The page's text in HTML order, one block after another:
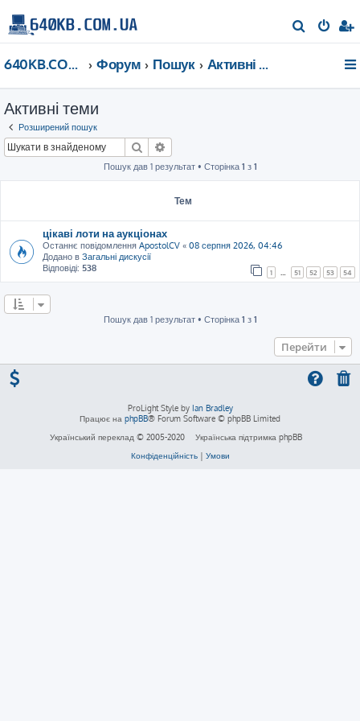
о
640KB.COM.UA Форум Пошук Активні теми
Активні теми
Розширений пошук
Пошук
Пошук дав 1 результат • Сторінка 1 з 1
Тем
цікаві лоти на аукціонах
Останнє повідомлення ApostolCV « 08 серпня 2026, 04:46
Додано в Загальні дискусії
Відповіді: 538 1 51 52 53 54
Пошук дав 1 результат • Сторінка 1 з 1
Перейти
ProLight Style by Ian Bradley
Працює на phpBB® Forum Software © phpBB Limited
Український переклад © 2005-2020
Українська підтримка phpBB
Конфіденційність| Умови